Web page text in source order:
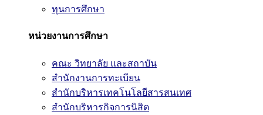
ทุนการศึกษา
หน่วยงานการศึกษา
คณะ วิทยาลัย และสถาบัน
สำนักงานการทะเบียน
สำนักบริหารเทคโนโลยีสารสนเทศ
สำนักบริหารกิจการนิสิต